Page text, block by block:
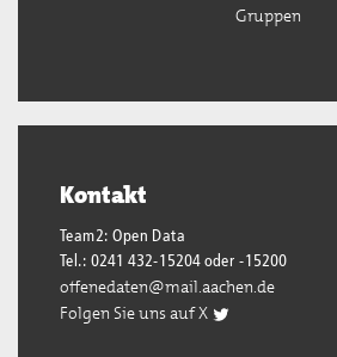
Gruppen
Kontakt
Team2: Open Data
Tel.: 0241 432-15204 oder -15200
offenedaten@mail.aachen.de
Folgen Sie uns auf X